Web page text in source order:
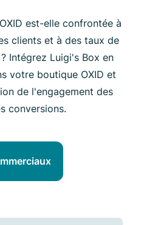
est-elle confrontée à
clients et à des taux de
Intégrez Luigi's Box en
votre boutique OXID et
de l'engagement des
conversions.